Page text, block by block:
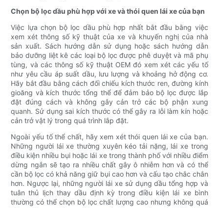
Chọn bộ lọc dầu phù hợp với xe và thói quen lái xe của bạn
Việc lựa chọn bộ lọc dầu phù hợp nhất bắt đầu bằng việc
xem xét thông số kỹ thuật của xe và khuyến nghị của nhà
sản xuất. Sách hướng dẫn sử dụng hoặc sách hướng dẫn
bảo dưỡng liệt kê các loại bộ lọc được phê duyệt và mã phụ
tùng, và các thông số kỹ thuật OEM đó xem xét các yếu tố
như yêu cầu áp suất dầu, lưu lượng và khoảng hở động cơ.
Hãy bắt đầu bằng cách đối chiếu kích thước ren, đường kính
gioăng và kích thước tổng thể để đảm bảo bộ lọc được lắp
đặt đúng cách và không gây cản trở các bộ phận xung
quanh. Sử dụng sai kích thước có thể gây ra lỗi làm kín hoặc
cản trở vật lý trong quá trình lắp đặt.
Ngoài yếu tố thể chất, hãy xem xét thói quen lái xe của bạn.
Những người lái xe thường xuyên kéo tải nặng, lái xe trong
điều kiện nhiều bụi hoặc lái xe trong thành phố với nhiều điểm
dừng ngắn sẽ tạo ra nhiều chất gây ô nhiễm hơn và có thể
cần bộ lọc có khả năng giữ bụi cao hơn và cấu tạo chắc chắn
hơn. Ngược lại, những người lái xe sử dụng dầu tổng hợp và
tuân thủ lịch thay dầu định kỳ trong điều kiện lái xe bình
thường có thể chọn bộ lọc chất lượng cao nhưng không quá